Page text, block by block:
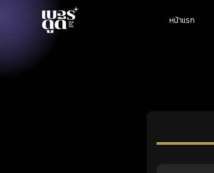
หน้าแรก